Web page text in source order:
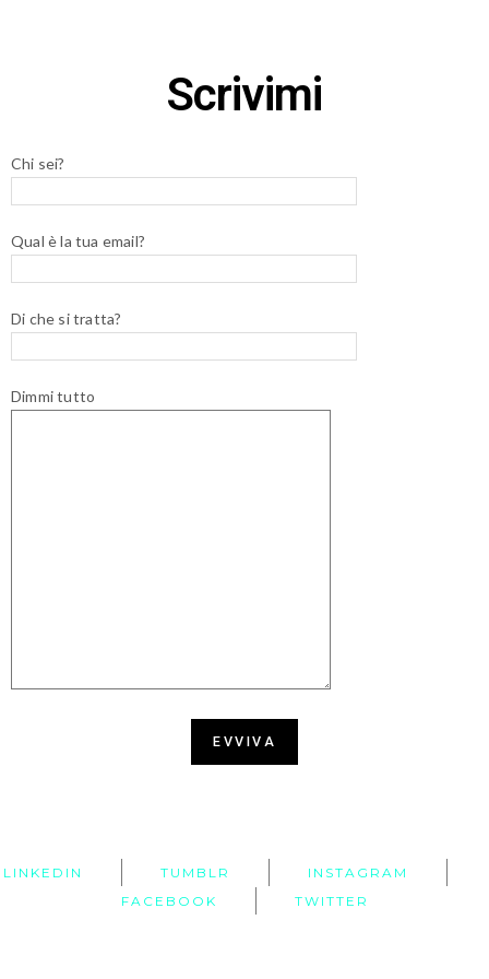
Scrivimi
Chi sei?
Qual è la tua email?
Di che si tratta?
Dimmi tutto
LINKEDIN TUMBLR
INSTAGRAM
FACEBOOK
TWITTER